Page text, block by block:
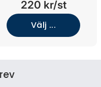
220 kr/st
Välj ...